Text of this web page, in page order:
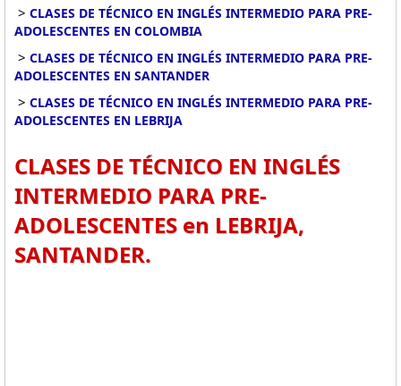
> CLASES DE TÉCNICO EN INGLÉS INTERMEDIO PARA PRE-
ADOLESCENTES EN COLOMBIA
> CLASES DE TÉCNICO EN INGLÉS INTERMEDIO PARA PRE-
ADOLESCENTES EN SANTANDER
> CLASES DE TÉCNICO EN INGLÉS INTERMEDIO PARA PRE-
ADOLESCENTES EN LEBRIJA
CLASES DE TÉCNICO EN INGLÉS
INTERMEDIO PARA PRE-
ADOLESCENTES en LEBRIJA,
SANTANDER.